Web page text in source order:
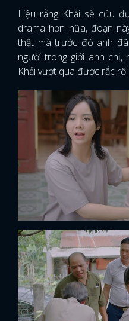
Liệu rằng Khải sẽ cứu
drama hơn nữa, đoạn
thật mà trước đó anh
người trong giới anh
Khải vượt qua được rắc rối